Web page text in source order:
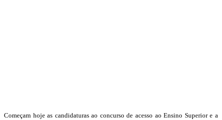
Começam hoje as candidaturas ao concurso de acesso ao Ensino Superior e a